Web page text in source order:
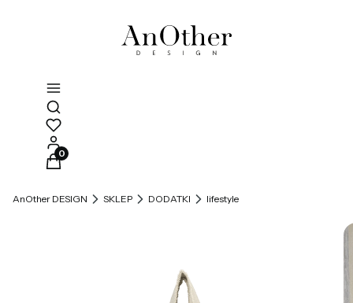
Otwórz wyszukiwarkę
Produkty w koszyku: 0. Zobacz szczegóły
AnOther DESIGN SKLEP DODATKI lifestyle